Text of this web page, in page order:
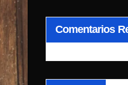
Comentarios